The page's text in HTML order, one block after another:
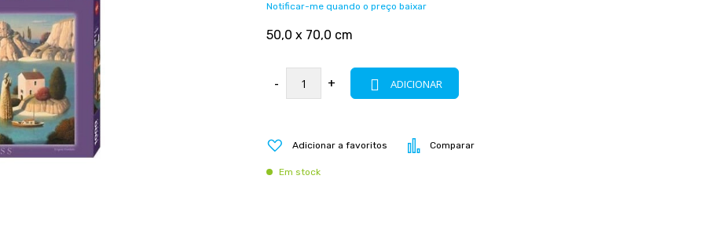
Notificar-me quando o preço baixar
50,0 x 70,0 cm
- + ADICIONAR
Adicionar a favoritos Comparar
Em stock